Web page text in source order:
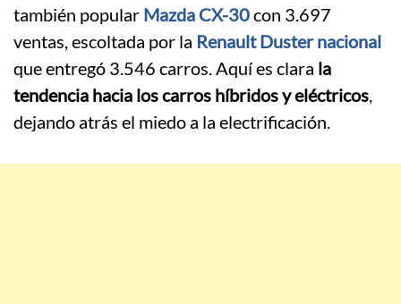
también popular Mazda CX-30con 3.697
ventas, escoltada por la Renault Duster nacional
que entregó 3.546 carros.Aquí es clara la
tendencia hacia los carros híbridos y eléctricos,
dejando atrás el miedo a la electrificación.